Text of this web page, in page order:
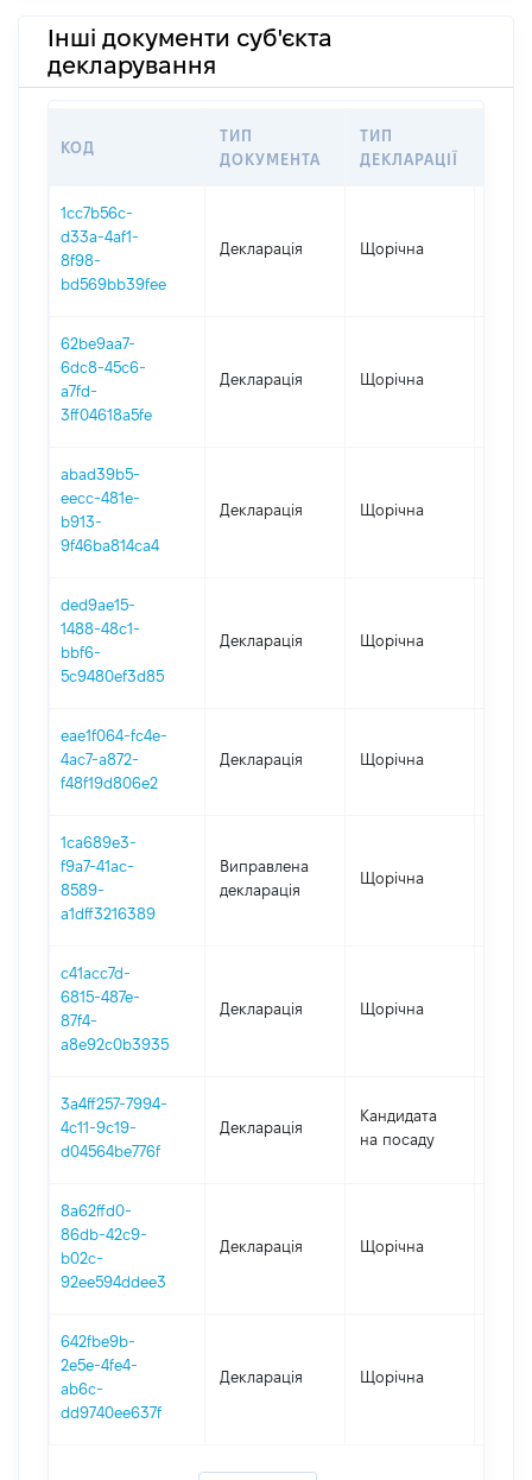
Інші документи суб'єкта
декларування
КОД
ТИП
ДОКУМЕНТА
ТИП
ДЕКЛАРАЦІЇ
1cc7b56c-
d33a-4af1-
8f98-
bd569bb39fee
Декларація Щорічна
62be9aa7-
6dc8-45c6-
a7fd-
3ff04618a5fe
Декларація Щорічна
abad39b5-
eecc-481e-
b913-
9f46ba814ca4
Декларація Щорічна
ded9ae15-
1488-48c1-
bbf6-
5c9480ef3d85
Декларація Щорічна
eae1f064-fc4e-
4ac7-a872-
f48f19d806e2
Декларація Щорічна
1ca689e3-
f9a7-41ac-
8589-
a1dff3216389
Виправлена
декларація
Щорічна
c41acc7d-
6815-487e-
87f4-
a8e92c0b3935
Декларація Щорічна
3a4ff257-7994-
4c11-9c19-
d04564be776f
Декларація
Кандидата
на посаду
8a62ffd0-
86db-42c9-
b02c-
92ee594ddee3
Декларація Щорічна
642fbe9b-
2e5e-4fe4-
ab6c-
dd9740ee637f
Декларація Щорічна